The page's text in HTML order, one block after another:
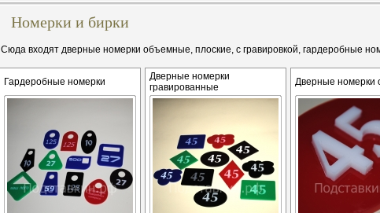
Номерки и бирки
Сюда входят дверные номерки объемные, плоские, с гравировкой, гардеробные
Гардеробные номерки
Дверные номерки
гравированные
Дверные номерки